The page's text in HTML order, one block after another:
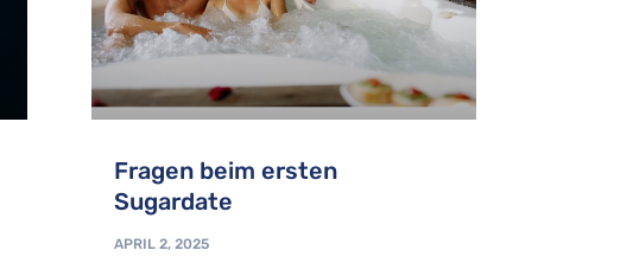
Fragen beim ersten
Sugardate
APRIL 2, 2025